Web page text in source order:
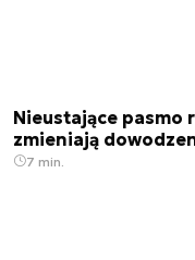
Nieustające pasmo
zmieniają
7 min.